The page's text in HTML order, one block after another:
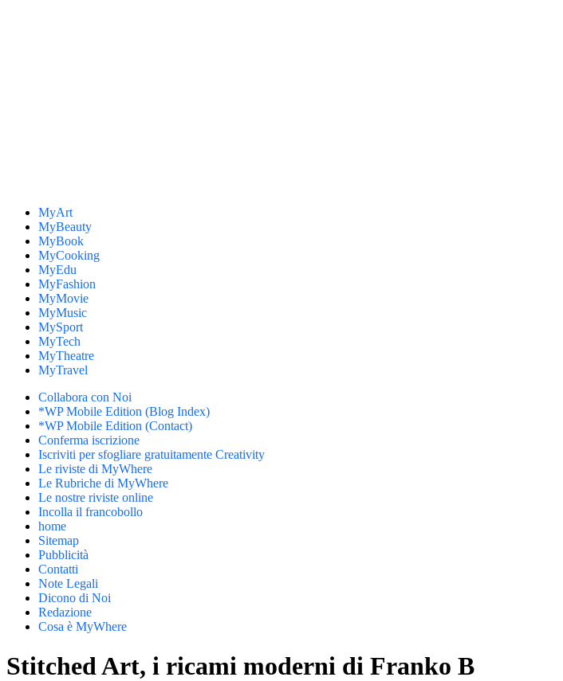
MyArt
MyBeauty
MyBook
MyCooking
MyEdu
MyFashion
MyMovie
MyMusic
MySport
MyTech
MyTheatre
MyTravel
Collabora con Noi
*WP Mobile Edition (Blog Index)
*WP Mobile Edition (Contact)
Conferma iscrizione
Iscriviti per sfogliare gratuitamente Creativity
Le riviste di MyWhere
Le Rubriche di MyWhere
Le nostre riviste online
Incolla il francobollo
home
Sitemap
Pubblicità
Contatti
Note Legali
Dicono di Noi
Redazione
Cosa è MyWhere
Stitched Art, i ricami moderni di Franko B